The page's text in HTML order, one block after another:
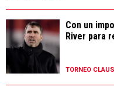
Con un
River para
TORNEO